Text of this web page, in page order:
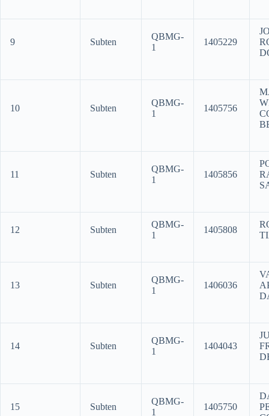
9 Subten
QBMG-
1
1405229
10 Subten
QBMG-
1
1405756
11 Subten
QBMG-
1
1405856
12 Subten
QBMG-
1
1405808
13 Subten
QBMG-
1
1406036
14 Subten
QBMG-
1
1404043
15 Subten
QBMG-
1
1405750